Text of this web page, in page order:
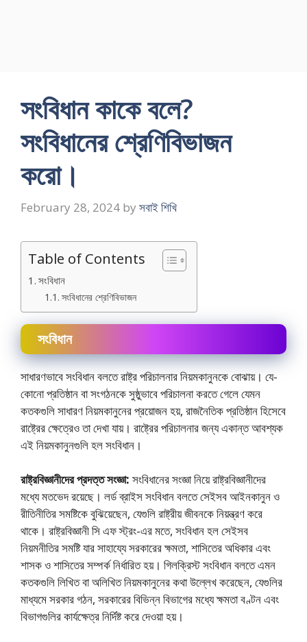
সংবিধান কাকে বলে?
সংবিধানের শ্রেণিবিভাজন
করাে।
February 28, 2024 by সবাই শিখি
Table of Contents
সংবিধান
সংবিধানের শ্রেণিবিভাজন
সংবিধান
সাধারণভাবে সংবিধান বলতে রাষ্ট্র পরিচালনার নিয়মকানুনকে বােঝায়। যে-
কোনাে প্রতিষ্ঠান বা সংগঠনকে সুষ্ঠুভাবে পরিচালনা করতে গেলে যেমন
কতকগুলি সাধারণ নিয়মকানুনের প্রয়ােজন হয়, রাজনৈতিক প্রতিষ্ঠান হিসেবে
রাষ্ট্রের ক্ষেত্রেও তা দেখা যায়। রাষ্ট্রের পরিচালনার জন্য একান্ত আবশ্যক
এই নিয়মকানুনগুলি হল সংবিধান।
রাষ্ট্রবিজ্ঞানীদের প্রদত্ত সংজ্ঞা: সংবিধানের সংজ্ঞা নিয়ে রাষ্ট্রবিজ্ঞানীদের
মধ্যে মতভেদ রয়েছে। লর্ড ব্রাইস সংবিধান বলতে সেইসব আইনকানুন ও
রীতিনীতির সমষ্টিকে বুঝিয়েছেন, যেগুলি রাষ্ট্রীয় জীবনকে নিয়ন্ত্রণ করে
থাকে। রাষ্ট্রবিজ্ঞানী সি এফ স্ট্রং-এর মতে, সংবিধান হল সেইসব
নিয়মনীতির সমষ্টি যার সাহায্যে সরকারের ক্ষমতা, শাসিতের অধিকার এবং
শাসক ও শাসিতের সম্পর্ক নির্ধারিত হয়। গিলক্রিস্ট সংবিধান বলতে এমন
কতকগুলি লিখিত বা অলিখিত নিয়মকানুনের কথা উল্লেখ করেছেন, যেগুলির
মাধ্যমে সরকার গঠন, সরকারের বিভিন্ন বিভাগের মধ্যে ক্ষমতা বণ্টন এবং
বিভাগগুলির কার্যক্ষেত্র নির্দিষ্ট করে দেওয়া হয়।